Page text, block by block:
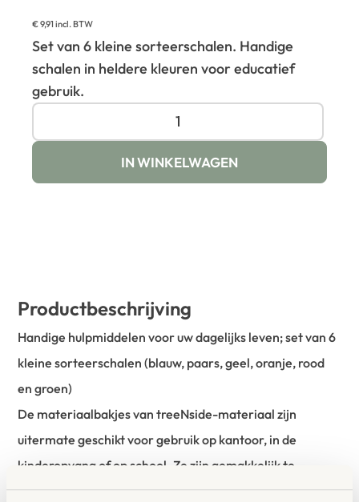
€9,91 incl. BTW
Set van 6 kleine sorteerschalen. Handige
schalen in heldere kleuren voor educatief
gebruik.
IN WINKELWAGEN
Productbeschrijving
Handige hulpmiddelen voor uw dagelijks leven; set van 6
kleine sorteerschalen (blauw, paars, geel, oranje, rood
en groen)
De materiaalbakjes van treeNside-materiaal zijn
uitermate geschikt voor gebruik op kantoor, in de
kinderopvang of op school. Ze zijn gemakkelijk te
stapelen, met de hand schoon te maken en dankzij de